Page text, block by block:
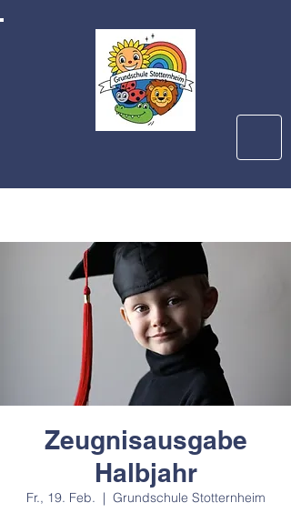
Zeugnisausgabe
Halbjahr
Fr., 19. Feb.
  |
Grundschule Stotternheim